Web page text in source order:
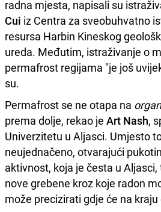
radna mjesta, napisali su
Cui iz Centra za sveobuhvatno
resursa Harbin Kineskog
ureda. Međutim, istraživanje o
permafrost regijama "je još
su.
Permafrost se ne otapa na
prema dolje, rekao je Art Nash,
Univerzitetu u Aljasci. Umjesto
neujednačeno, otvarajući
aktivnost, koja je česta u
nove grebene kroz koje radon
može precizirati gdje će na